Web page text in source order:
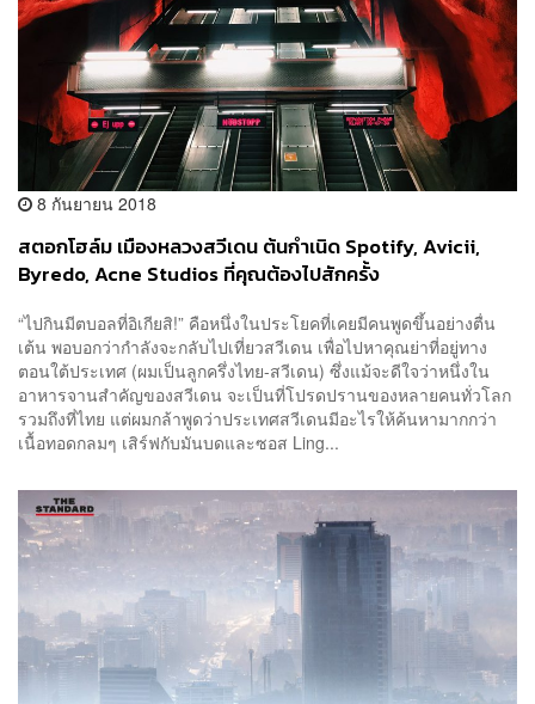
8 กันยายน 2018
สตอกโฮล์ม เมืองหลวงสวีเดน ต้นกำเนิด Spotify, Avicii,
Byredo, Acne Studios ที่คุณต้องไปสักครั้ง
“ไปกินมีตบอลที่อิเกียสิ!” คือหนึ่งในประโยคที่เคยมีคนพูดขึ้นอย่างตื่น
เต้น พอบอกว่ากำลังจะกลับไปเที่ยวสวีเดน เพื่อไปหาคุณย่าที่อยู่ทาง
ตอนใต้ประเทศ (ผมเป็นลูกครึ่งไทย-สวีเดน) ซึ่งแม้จะดีใจว่าหนึ่งใน
อาหารจานสำคัญของสวีเดน จะเป็นที่โปรดปรานของหลายคนทั่วโลก
รวมถึงที่ไทย แต่ผมกล้าพูดว่าประเทศสวีเดนมีอะไรให้ค้นหามากกว่า
เนื้อทอดกลมๆ เสิร์ฟกับมันบดและซอส Ling...